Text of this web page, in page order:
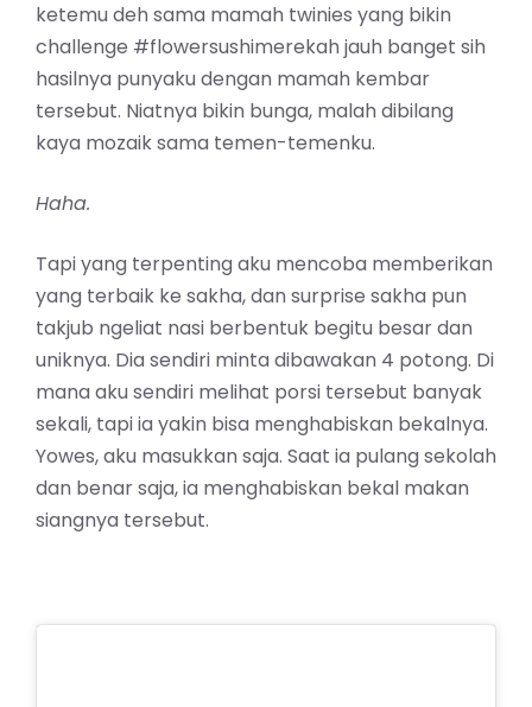
ketemu deh sama mamah twinies yang bikin
challenge #flowersushimerekah jauh banget sih
hasilnya punyaku dengan mamah kembar
tersebut. Niatnya bikin bunga, malah dibilang
kaya mozaik sama temen-temenku.
Haha.
Tapi yang terpenting aku mencoba memberikan
yang terbaik ke sakha, dan surprise sakha pun
takjub ngeliat nasi berbentuk begitu besar dan
uniknya. Dia sendiri minta dibawakan 4 potong. Di
mana aku sendiri melihat porsi tersebut banyak
sekali, tapi ia yakin bisa menghabiskan bekalnya.
Yowes, aku masukkan saja. Saat ia pulang sekolah
dan benar saja, ia menghabiskan bekal makan
siangnya tersebut.